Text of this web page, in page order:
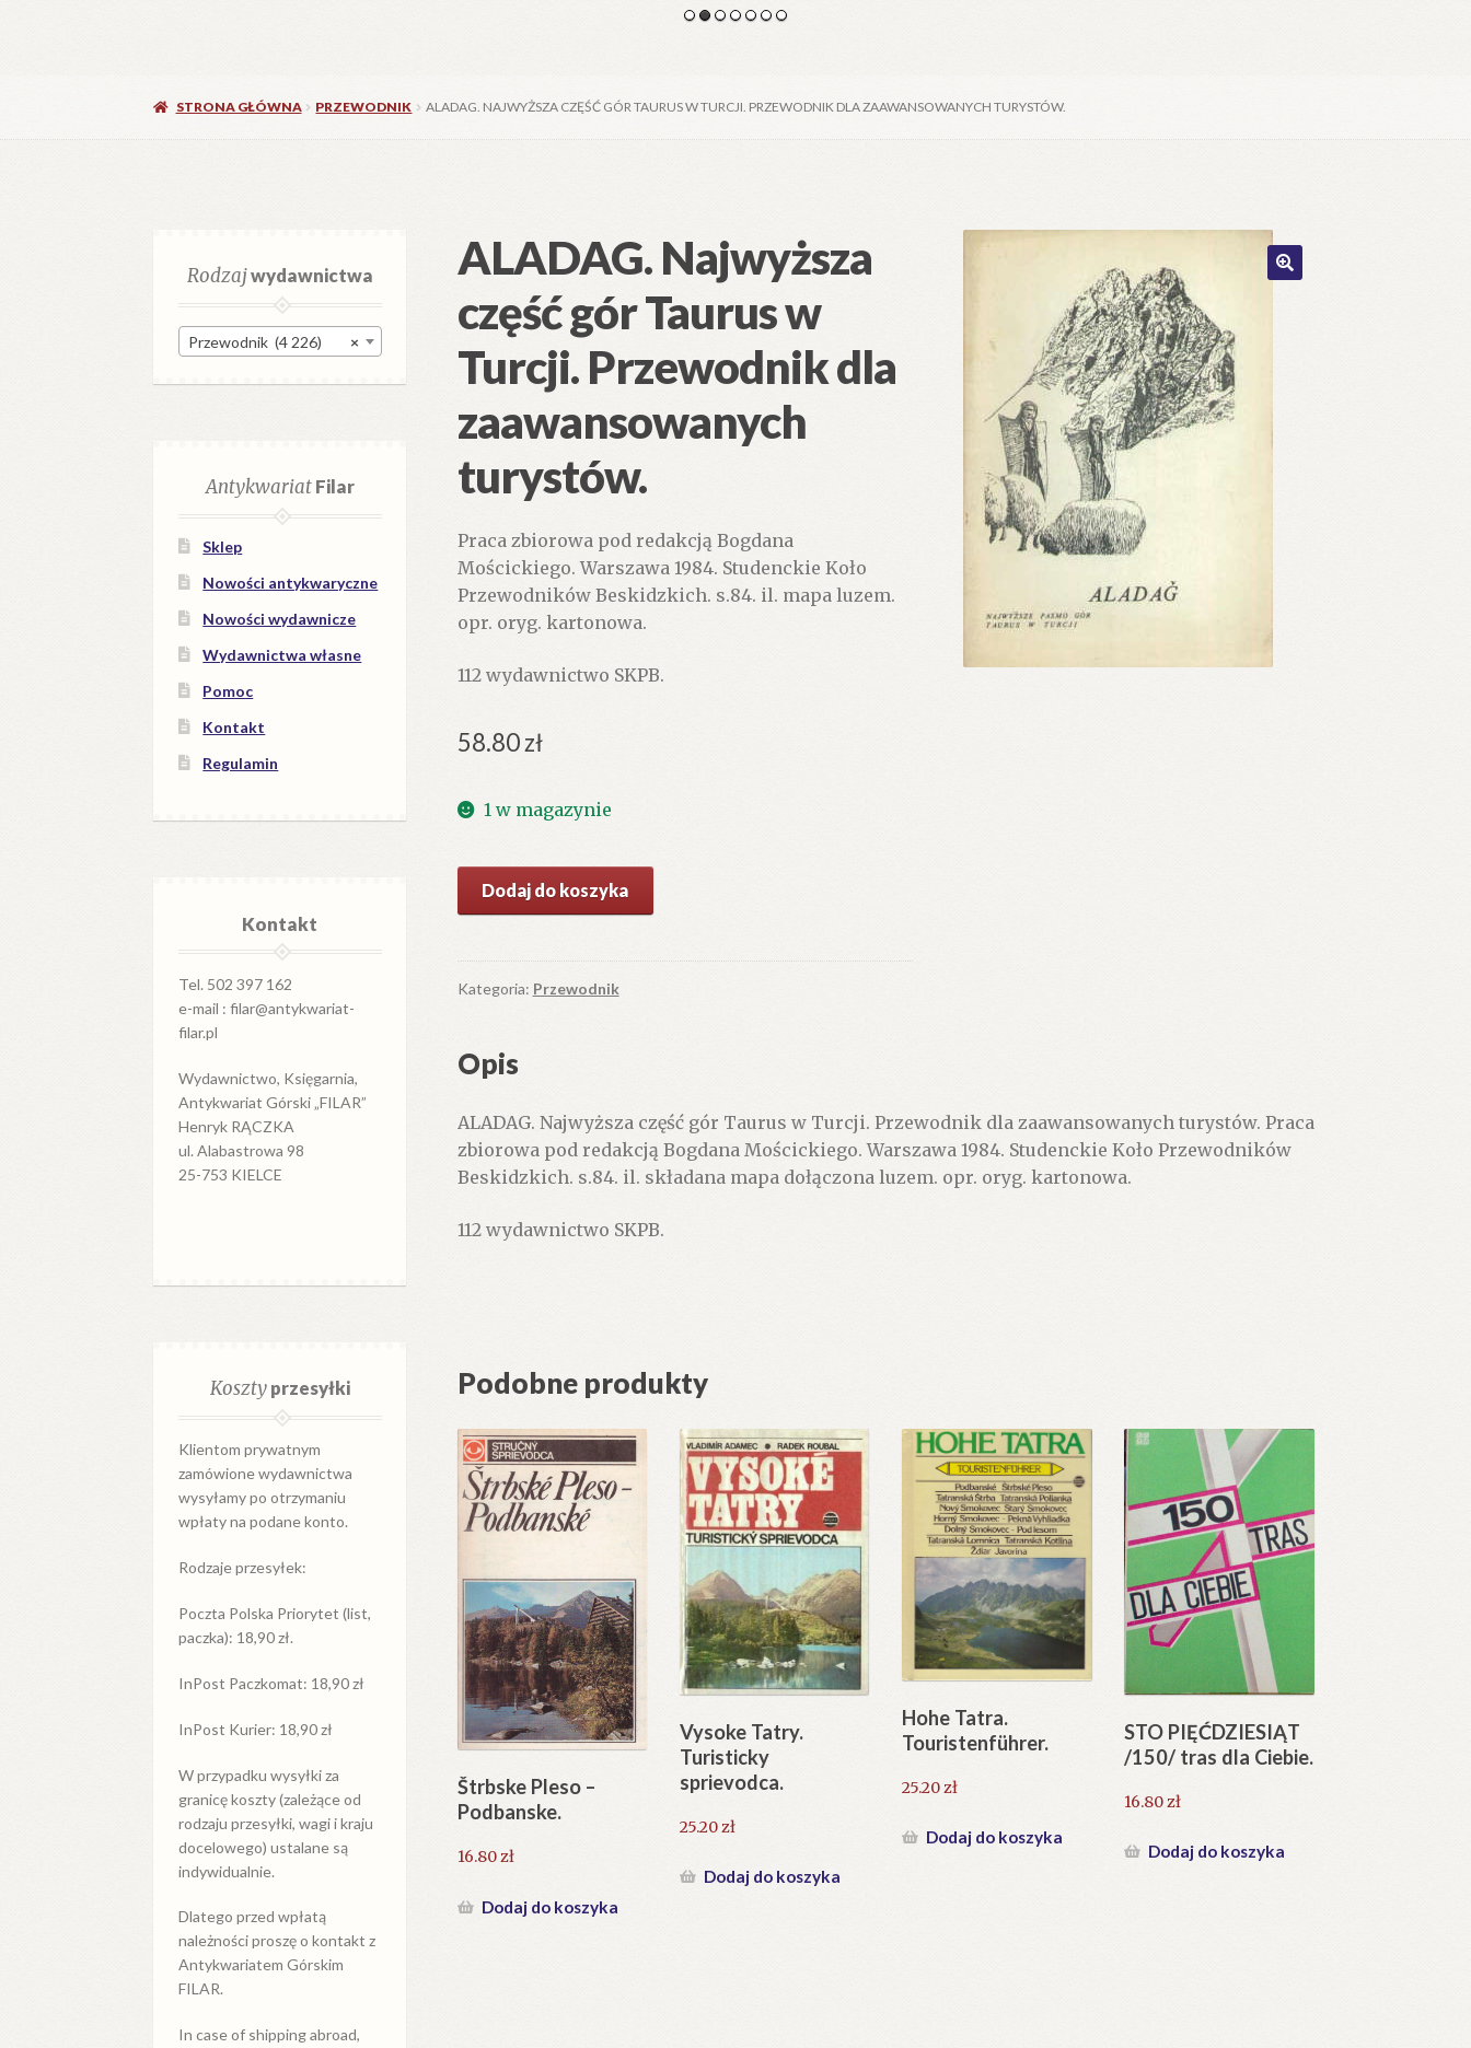
STRONA GŁÓWNA PRZEWODNIK ALADAG. NAJWYŻSZA CZĘŚĆ GÓR TAURUS W TURCJI. PRZEWODNIK DLA ZAAWANSOWANYCH TURYSTÓW.
ALADAG. Najwyższa
część gór Taurus w
Turcji. Przewodnik dla
zaawansowanych
turystów.
Praca zbiorowa pod redakcją Bogdana
Mościckiego. Warszawa 1984. Studenckie Koło
Przewodników Beskidzkich. s.84. il. mapa luzem.
opr. oryg. kartonowa.
112 wydawnictwo SKPB.
58.80zł
1 w magazynie
ALADAG.
część
gór
Turcji.
dla
zaawansowanych
turystów.
Dodaj do koszyka
Kategoria: Przewodnik
Opis
ALADAG. Najwyższa część gór Taurus w Turcji. Przewodnik dla zaawansowanych turystów. Praca
zbiorowa pod redakcją Bogdana Mościckiego. Warszawa 1984. Studenckie Koło Przewodników
Beskidzkich. s.84. il. składana mapa dołączona luzem. opr. oryg. kartonowa.
112 wydawnictwo SKPB.
Podobne produkty
Štrbske Pleso –
Podbanske.
16.80zł
Dodaj do koszyka
Vysoke Tatry.
Turisticky
sprievodca.
25.20zł
Dodaj do koszyka
Hohe Tatra.
Touristenführer.
25.20zł
Dodaj do koszyka
STO PIĘĆDZIESIĄT
/150/ tras dla Ciebie.
16.80zł
Dodaj do koszyka
Rodzajwydawnictwa
×
Przewodnik (4 226)
AntykwariatFilar
Sklep
Nowości antykwaryczne
Nowości wydawnicze
Wydawnictwa własne
Pomoc
Kontakt
Regulamin
Kontakt
Tel. 502 397 162
e-mail : filar@antykwariat-
filar.pl
Wydawnictwo, Księgarnia,
Antykwariat Górski „FILAR”
Henryk RĄCZKA
ul. Alabastrowa 98
25-753 KIELCE
Kosztyprzesyłki
Klientom prywatnym
zamówione wydawnictwa
wysyłamy po otrzymaniu
wpłaty na podane konto.
Rodzaje przesyłek:
Poczta Polska Priorytet (list,
paczka): 18,90 zł.
InPost Paczkomat: 18,90 zł
InPost Kurier: 18,90 zł
W przypadku wysyłkiza
granicękoszty (zależące od
rodzaju przesyłki, wagi i kraju
docelowego) ustalane są
indywidualnie.
Dlatego przed wpłatą
należności proszę o kontakt z
Antykwariatem Górskim
FILAR.
In case of shipping abroad,